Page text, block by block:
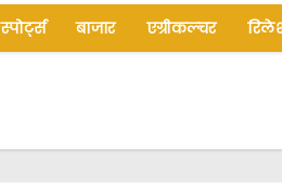
स्पोर्ट्स बाजार एग्रीकल्चर